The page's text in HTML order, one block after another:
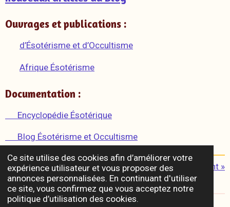
Ce site utilise des cookies afin d’améliorer votre
expérience utilisateur et vous proposer des
annonces personnalisées. En continuant d'utiliser
ce site, vous confirmez que vous acceptez notre
politique d’utilisation des cookies.
Ouvrages et publications :
d’Ésotérisme et d’Occultisme
Afrique Ésotérisme
Documentation :
Encyclopédie Ésotérique
Blog Ésotérisme et Occultisme
«Précédent Suivant »
P
a
P
a
P
a
P
a